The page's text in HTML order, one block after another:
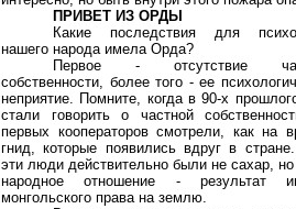
ПРИВЕТ ИЗ ОРДЫ
Какие последствия для
нашего народа имела Орда?
Первое - отсутствие
собственности, более того - ее
неприятие. Помните, когда в 90-х
стали говорить о частной
первых кооператоров смотрели, как на
гнид, которые появились вдруг в
эти люди действительно были не сахар, но
народное отношение - результат
монгольского права на землю.